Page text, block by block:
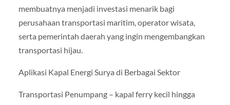
membuatnya menjadi investasi menarik bagi
perusahaan transportasi maritim, operator wisata,
serta pemerintah daerah yang ingin mengembangkan
transportasi hijau.
Aplikasi Kapal Energi Surya di Berbagai Sektor
Transportasi Penumpang – kapal ferry kecil hingga